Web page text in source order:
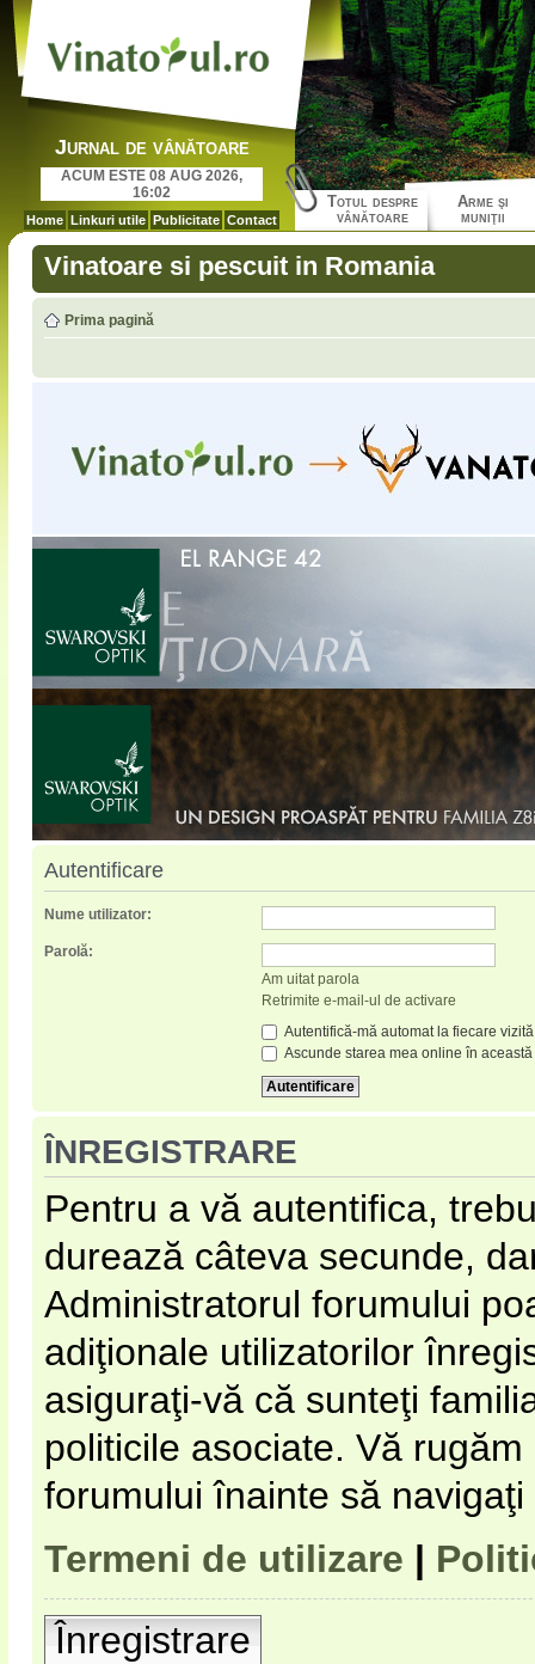
Jurnal de vânătoare
ACUM ESTE 08 AUG 2026,
16:02
Home Linkuri utile Publicitate Contact
Totul despre
vânătoare
Arme şi
muniţii
Vinatoare si pescuit in Romania
Prima pagină
Autentificare
Nume utilizator:
Parolă:
Am uitat parola
Retrimite e-mail-ul de activare
Autentifică-mă automat la fiecare vizită
Ascunde starea mea online în
ÎNREGISTRARE
Pentru a vă autentifica,
durează câteva secunde,
Administratorul forumului
adiţionale utilizatorilor
asiguraţi-vă că sunteţi
politicile asociate. Vă
forumului înainte să
Termeni de utilizare |
Înregistrare